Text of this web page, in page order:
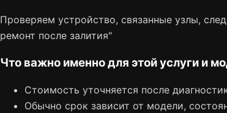
Проверяем устройство, связанные узлы,
ремонт после залития"
Что важно именно для этой услуги и
Стоимость уточняется после
Обычно срок зависит от модели,